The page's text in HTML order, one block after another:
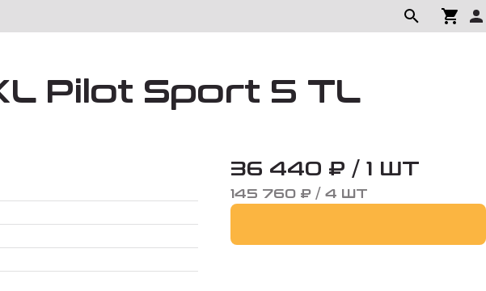
Pilot Sport 5 TL
36 440 ₽ / 1 ШТ
145 760 ₽ / 4 ШТ